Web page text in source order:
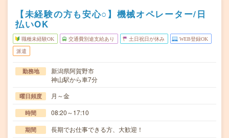
【未経験の方も安心○】機械オペレーター/日
払いOK
職種未経験OK 交通費別途支給あり 土日祝日が休み WEB登録OK
派遣
勤務地
新潟県阿賀野市
神山駅から車7分
曜日頻度 月～金
時間 08:20～17:10
期間 長期でお仕事できる方、大歓迎！